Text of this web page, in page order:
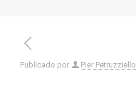
Publicado por Pier Petruzziello